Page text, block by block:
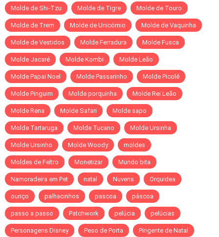
Molde de Shi-Tzu Molde de Tigre Molde de Touro
Molde de Trem Molde de Unicórnio Molde de Vaquinha
Molde de Vestidos Molde Ferradura Molde Fusca
Molde Jacaré Molde Kombi Molde Leão
Molde Papai Noel Molde Passarinho Molde Picolé
Molde Pinguim Molde porquinha Molde Rei Leão
Molde Rena Molde Safari Molde sapo
Molde Tartaruga Molde Tucano Molde Ursinha
Molde Ursinho Molde Woody moldes
Moldes de Feltro Monetizar Mundo bita
Namoradeira em Pet natal Nuvens Orquidea
ouriço palhacinhos pascoa páscoa
passo a passo Patchwork pelúcia pelúcias
Personagens Disney Peso de Porta Pingente de Natal